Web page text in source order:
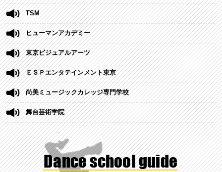
TSM
ヒューマンアカデミー
東京ビジュアルアーツ
ＥＳＰエンタテインメント東京
尚美ミュージックカレッジ専門学校
舞台芸術学院